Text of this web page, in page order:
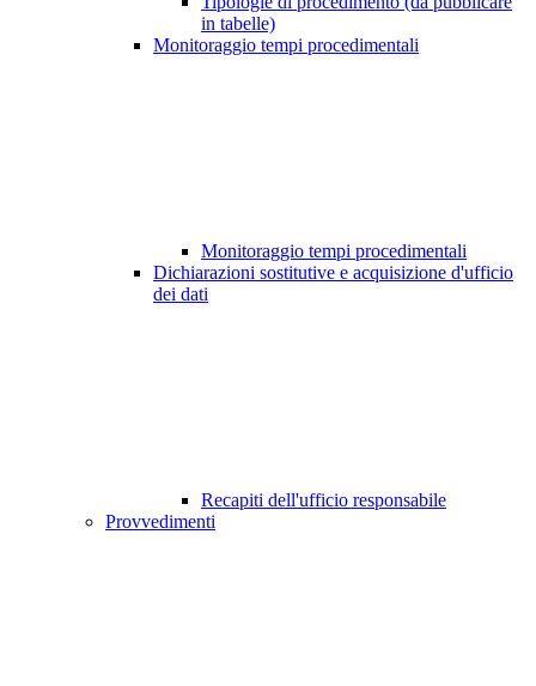
in tabelle)
Monitoraggio tempi procedimentali
Monitoraggio tempi procedimentali
Dichiarazioni sostitutive e acquisizione d'ufficio
dei dati
Recapiti dell'ufficio responsabile
Provvedimenti